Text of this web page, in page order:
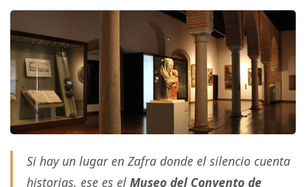
Si hay un lugar en Zafra donde el silencio cuenta
historias, ese es el Museo del Convento de